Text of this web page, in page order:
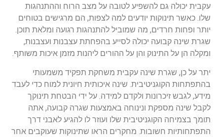
עקבית יכולה גם להשפיע לטובה על מצב הרוח וההתנהגות
שלו. כאשר תינוקות יודעים למה לצפות, הם מרגישים בטוחים
יותר ופחות חרדים, מה שמוביל להתנהגות רגועה ומלאת תוכן.
שגרת שינה קבועה יכולה לסייע בהפחתת עצבנות ועצבנות,
ומקלה הן על התינוק והן על ההורים ליהנות מזמן איכות משותף.
יתר על כן, שגרת שינה עקבית משחקת תפקיד משמעותי
בהתפתחות הקוגניטיבית. שינה איכותית חיונית למוח כדי לעבד
מידע, לגבש זיכרונות ולקדם למידה. על ידי הבטחת תינוקך
לקבל שינה מספקת ונינוחה באמצעות שגרה קבועה, אתה
תומך בצמיחה הקוגניטיבית שלו ועוזר לו להגיע לאבני דרך
התפתחותיות חשובות. מחקרים הראו שתינוקות שעוקבים אחר